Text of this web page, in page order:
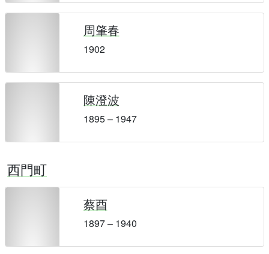
周肇春
1902
陳澄波
1895 – 1947
西門町
蔡酉
1897 – 1940